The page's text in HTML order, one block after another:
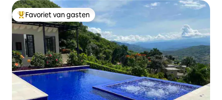
Topfavoriet van gasten
Favoriet van gasten